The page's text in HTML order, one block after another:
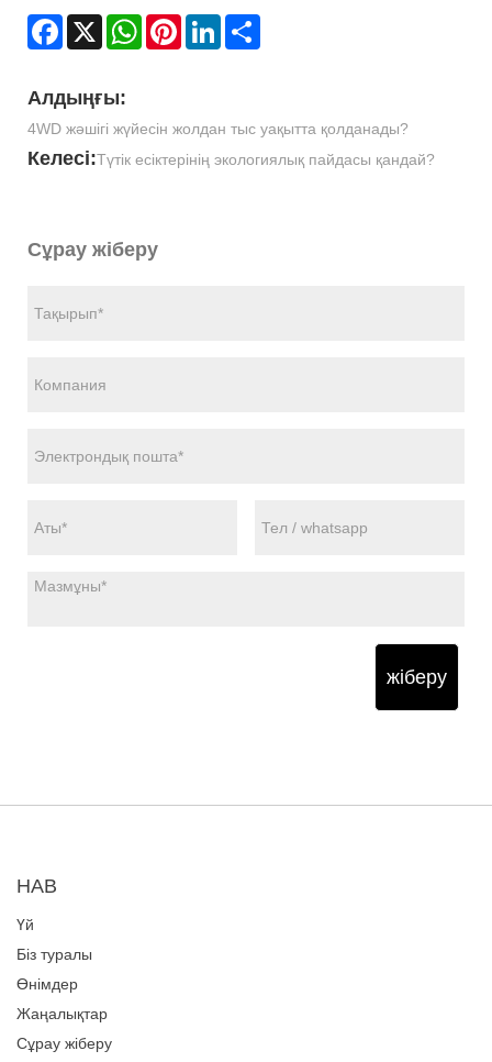
Facebook
X WhatsAppPinterestLinkedIn
Алдыңғы:
4WD жәшігі жүйесін жолдан тыс уақытта қолданады?
Келесі:Түтік есіктерінің экологиялық пайдасы қандай?
Сұрау жіберу
жіберу
НАВ
Үй
Біз туралы
Өнімдер
Жаңалықтар
Сұрау жіберу